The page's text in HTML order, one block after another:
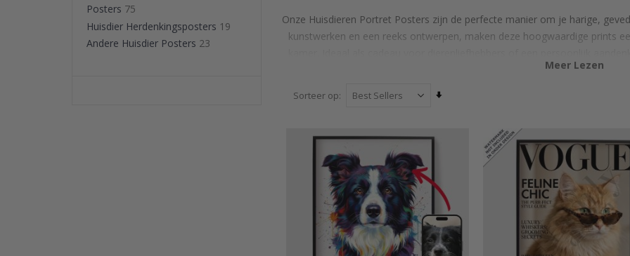
Onze Huisdieren Portret Posters zijn de perfecte manier om je harige,
kunstwerken en een reeks ontwerpen, maken deze hoogwaardige prints
prachtige manier om je geliefde huisdier dichtbij te
Meer Lezen
Sorteer op
Posters 75
Huisdier Herdenkingsposters 19
Andere Huisdier Posters 23